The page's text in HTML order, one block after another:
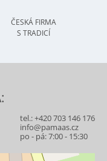
ČESKÁ FIRMA
S TRADICÍ
tel.:+420 703 146 176
info@pamaas.cz
po - pá: 7:00 - 15:30